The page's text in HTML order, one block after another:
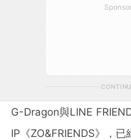
G-Dragon與LINE
IP《ZO&FRIENDS》，